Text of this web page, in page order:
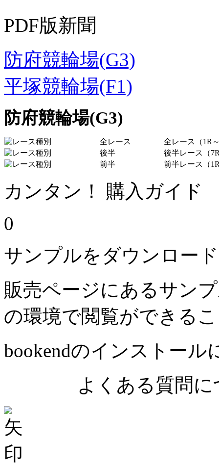
PDF版新聞
防府競輪場(G3)
平塚競輪場(F1)
防府競輪場(G3)
全レース
全レース（1R
後半
後半レース（
前半
前半レース（
カンタン！ 購入ガイド
0
サンプルをダウンロー
販売ページにあるサン
の環境で閲覧ができる
bookendのインストール
よくある質問に